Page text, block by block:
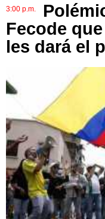
3:00 p.m.
Fecode
les dará el